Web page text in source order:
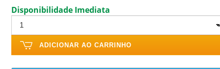
Disponibilidade Imediata
ADICIONAR AO CARRINHO